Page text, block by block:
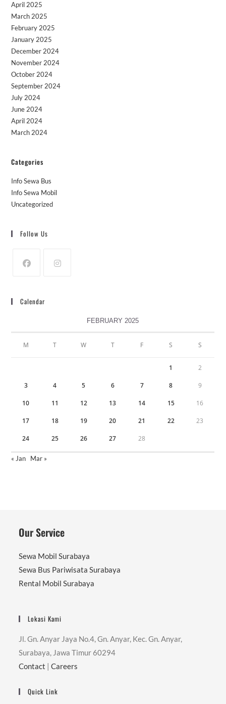
April 2025
March 2025
February 2025
January 2025
December 2024
November 2024
October 2024
September 2024
July 2024
June 2024
April 2024
March 2024
Categories
Info Sewa Bus
Info Sewa Mobil
Uncategorized
Follow Us
Calendar
FEBRUARY 2025
M T W T F S S
1 2
3 4 5 6 7 8 9
10 11 12 13 14 15 16
17 18 19 20 21 22 23
24 25 26 27 28
« Jan Mar »
Our Service
Sewa Mobil Surabaya
Sewa Bus Pariwisata Surabaya
Rental Mobil Surabaya
Lokasi Kami
Jl. Gn. Anyar Jaya No.4, Gn. Anyar, Kec. Gn. Anyar,
Surabaya, Jawa Timur 60294
Contact |Careers
Quick Link